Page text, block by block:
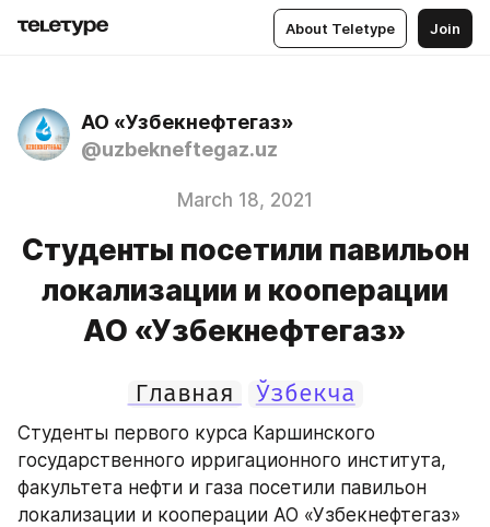
About Teletype Join
АО «Узбекнефтегаз»
@uzbekneftegaz.uz
March 18, 2021
Студенты посетили павильон
локализации и кооперации
АО «Узбекнефтегаз»
Главная Ўзбекча
Студенты первого курса Каршинского
государственного ирригационного института,
факультета нефти и газа посетили павильон
локализации и кооперации АО «Узбекнефтегаз»